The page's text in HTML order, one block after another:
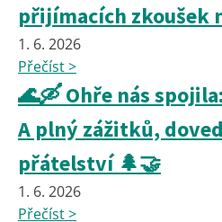
přijímacích zkoušek
1. 6. 2026
Přečíst >
🌊🛶 Ohře nás
A plný zážitků,
přátelství 🌲🤝
1. 6. 2026
Přečíst >